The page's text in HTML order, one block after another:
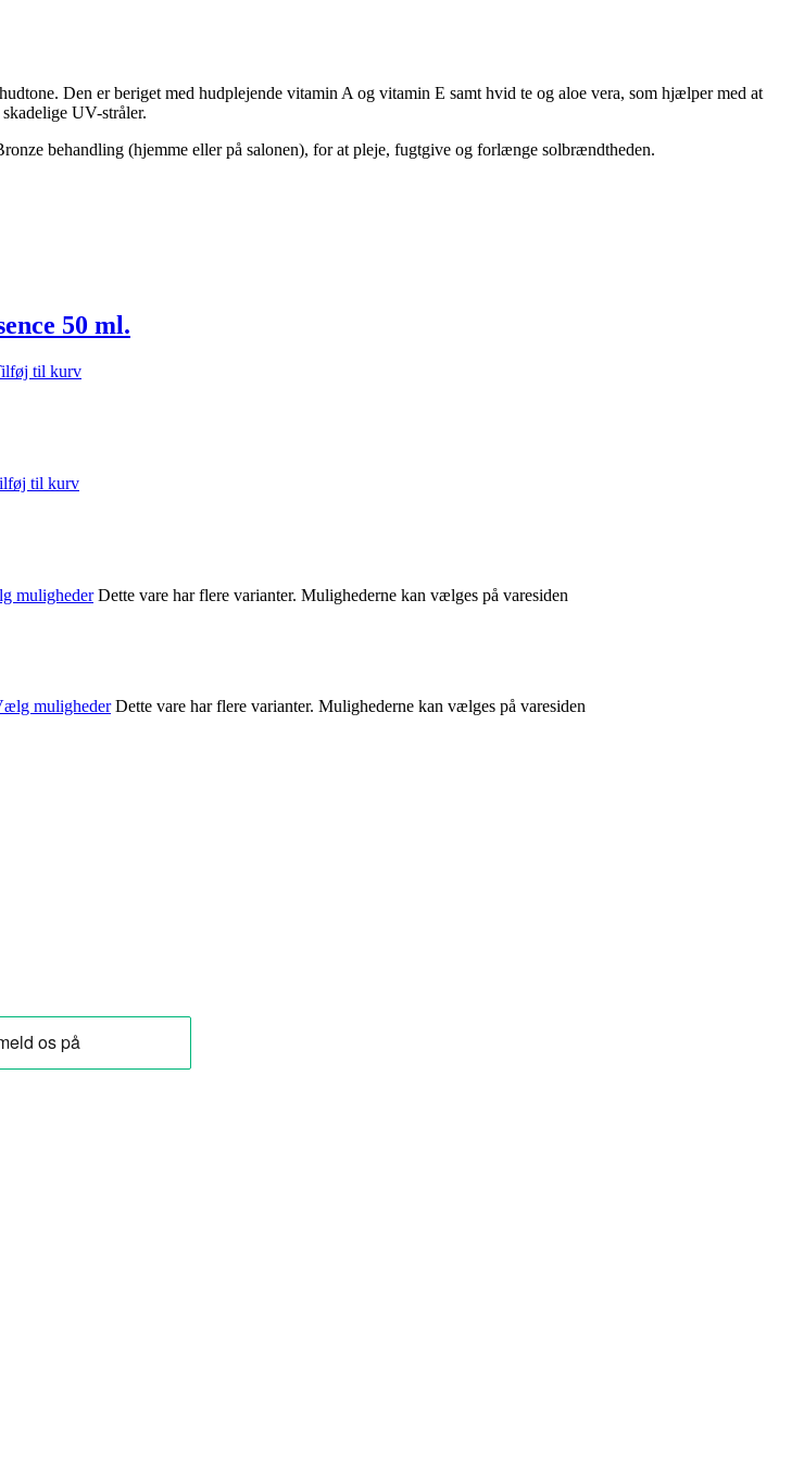
Den er beriget med hudplejende vitamin A og vitamin E samt hvid te og aloe vera, som hjælper med at
UV-stråler.
behandling (hjemme eller på salonen), for at pleje, fugtgive og forlænge solbrændtheden.
50 ml.
til kurv
til kurv
muligheder Dette vare har flere varianter. Mulighederne kan vælges på varesiden
muligheder Dette vare har flere varianter. Mulighederne kan vælges på varesiden